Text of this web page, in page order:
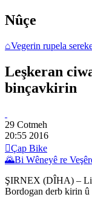
Nûçe
⌂Vegerin rupela
Leşkeran
binçavkirin
29 Cotmeh
20:55 2016
Çap Bike
🌄Bi Wêneyê re
ŞIRNEX (DÎHA) – Li
Bordogan derb kirin